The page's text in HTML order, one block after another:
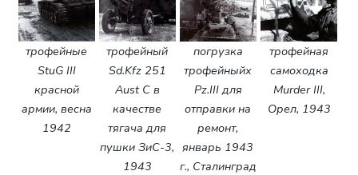
трофейные
StuG III
красной
армии, весна
1942
трофейный
Sd.Kfz 251
Aust C в
качестве
тягача для
пушки ЗиС-3,
1943
погрузка
трофейныйх
Pz.III для
отправки на
ремонт,
январь 1943
г., Сталинград
трофейная
самоходка
Murder III,
Орел, 1943